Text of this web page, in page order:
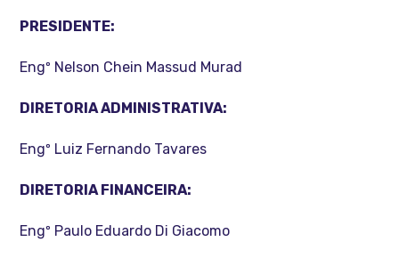
PRESIDENTE:
Engº Nelson Chein Massud Murad
DIRETORIA ADMINISTRATIVA:
Engº Luiz Fernando Tavares
DIRETORIA FINANCEIRA:
Engº Paulo Eduardo Di Giacomo